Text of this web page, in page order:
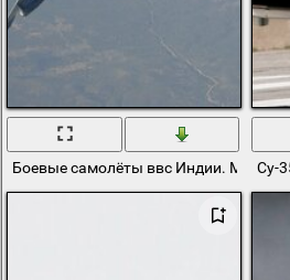
Боевые самолёты ввс Индии. Модель
Су-